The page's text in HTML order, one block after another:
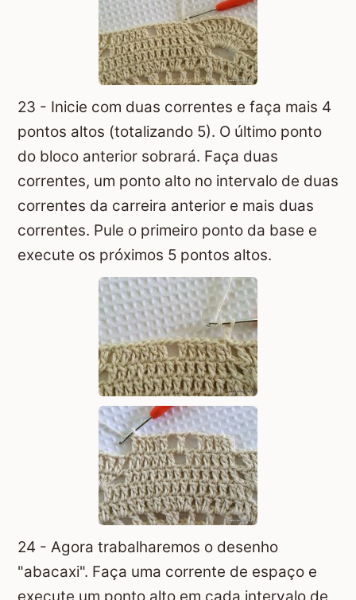
23 - Inicie com duas correntes e faça mais 4
pontos altos (totalizando 5). O último ponto
do bloco anterior sobrará. Faça duas
correntes, um ponto alto no intervalo de duas
correntes da carreira anterior e mais duas
correntes. Pule o primeiro ponto da base e
execute os próximos 5 pontos altos.
24 - Agora trabalharemos o desenho
"abacaxi". Faça uma corrente de espaço e